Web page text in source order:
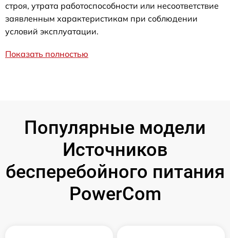
строя, утрата работоспособности или несоответствие
заявленным характеристикам при соблюдении
условий эксплуатации.
Показать полностью
Популярные модели
Источников
бесперебойного питания
PowerCom